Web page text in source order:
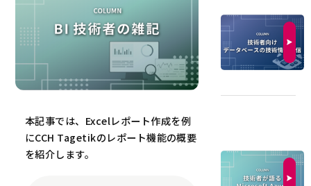
本記事では、Excelレポート作成を例
にCCH Tagetikのレポート機能の概要
を紹介します。